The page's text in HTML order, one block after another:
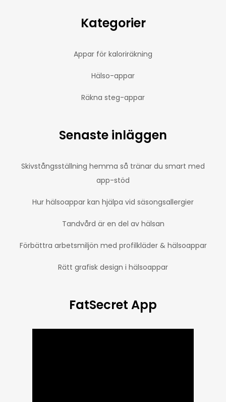
Kategorier
Appar för kaloriräkning
Hälso-appar
Räkna steg-appar
Senaste inläggen
Skivstångsställning hemma så tränar du smart med
app-stöd
Hur hälsoappar kan hjälpa vid säsongsallergier
Tandvård är en del av hälsan
Förbättra arbetsmiljön med profilkläder & hälsoappar
Rätt grafisk design i hälsoappar
FatSecret App